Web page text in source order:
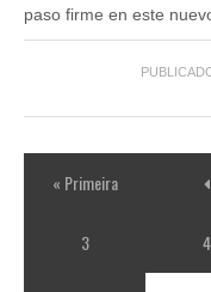
paso firme en este
« Primeira
3 4